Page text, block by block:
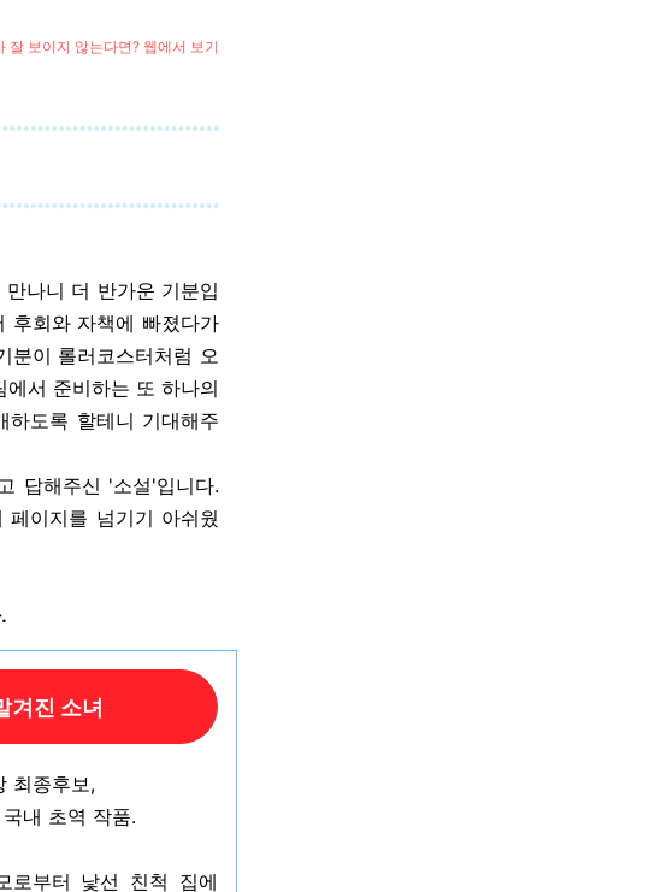
잘 보이지 않는다면? 웹에서 보기
나니 더 반가운 기분입
후회와 자책에 빠졌다가
분이 롤러코스터처럼 오
서 준비하는 또 하나의
하도록 할테니 기대해주
답해주신 '소설'입니다.
이지를 넘기기 아쉬웠
겨진 소녀
최종후보,
내 초역 작품.
로부터 낯선 친척 집에